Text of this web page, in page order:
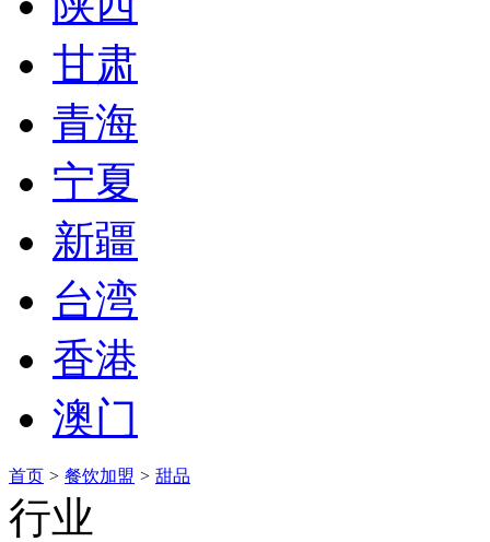
甘肃
青海
宁夏
新疆
台湾
香港
澳门
首页 > 餐饮加盟 > 甜品
行业